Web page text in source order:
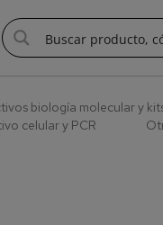
biología molecular y
celular y PCR